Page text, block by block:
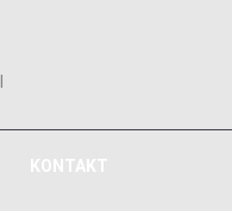
KONTAKT